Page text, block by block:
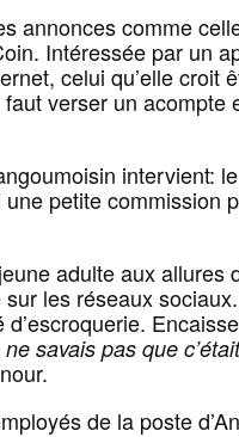
annonces comme
Intéressée par un
celui qu’elle croit
verser un acompte
intervient:
petite commission
adulte aux allures
les réseaux
ne savais pas que
de la poste